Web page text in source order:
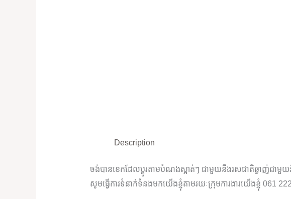
Description
ចង់បានខេកដែលប្តូរតាមបំណងស្អាត់ៗ ជាមួយនឹងរសជាតិឆ្ងាញ់ជាមួយ
សូមធ្វើការទំនាក់ទំនងមកយើងខ្ញុំតាមរយៈក្រុមការងារយើងខ្ញុំ 061